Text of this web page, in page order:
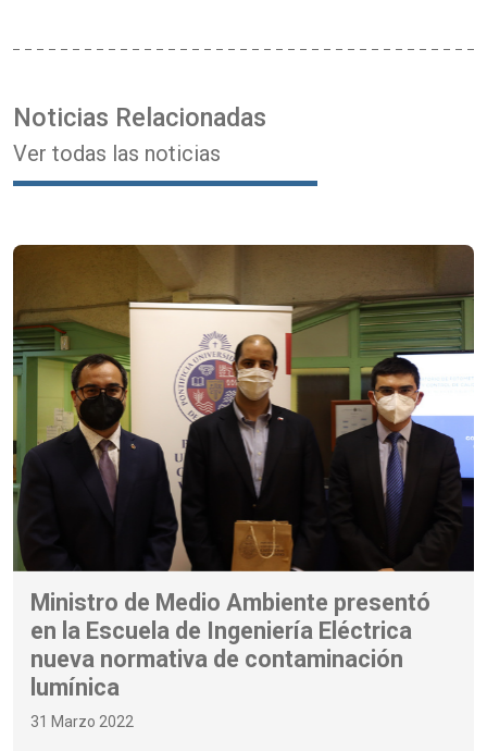
Noticias Relacionadas
Ver todas las noticias
Ministro de Medio Ambiente presentó
en la Escuela de Ingeniería Eléctrica
nueva normativa de contaminación
lumínica
31 Marzo 2022